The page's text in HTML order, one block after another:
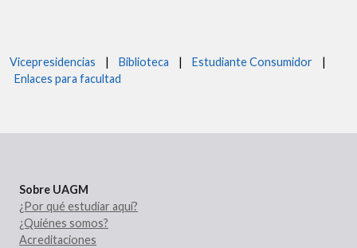
Vicepresidencias | Biblioteca | Estudiante Consumidor |
Enlaces para facultad
Sobre UAGM
¿Por qué estudiar aquí?
¿Quiénes somos?
Acreditaciones